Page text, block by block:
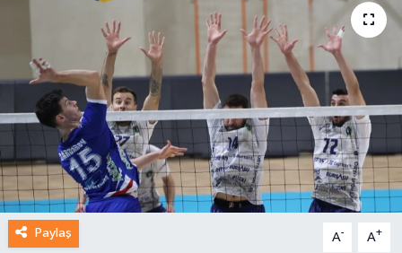
Paylaş A- A+